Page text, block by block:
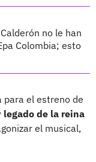
no le han
Colombia; esto
para el estreno de
de la reina
el musical,